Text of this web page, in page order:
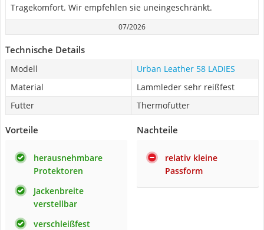
Tragekomfort. Wir empfehlen sie uneingeschränkt.
07/2026
Technische Details
Modell
Urban Leather 58 LADIES
Material
Lammleder sehr reißfest
Futter
Thermofutter
Vorteile
herausnehmbare
Protektoren
Jackenbreite
verstellbar
verschleißfest
Nachteile
relativ kleine
Passform